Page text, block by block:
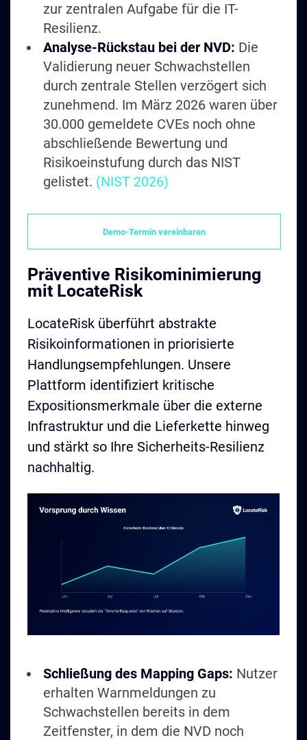
zur zentralen Aufgabe für die IT-
Resilienz.
Analyse-Rückstau bei der NVD: Die
Validierung neuer Schwachstellen
durch zentrale Stellen verzögert sich
zunehmend. Im März 2026 waren über
30.000 gemeldete CVEs noch ohne
abschließende Bewertung und
Risikoeinstufung durch das NIST
gelistet. (NIST 2026)
Demo-Termin vereinbaren
Präventive Risikominimierung
mit LocateRisk
LocateRisk überführt abstrakte
Risikoinformationen in priorisierte
Handlungsempfehlungen. Unsere
Plattform identifiziert kritische
Expositionsmerkmale über die externe
Infrastruktur und die Lieferkette hinweg
und stärkt so Ihre Sicherheits-Resilienz
nachhaltig.
Schließung des Mapping Gaps: Nutzer
erhalten Warnmeldungen zu
Schwachstellen bereits in dem
Zeitfenster, in dem die NVD noch